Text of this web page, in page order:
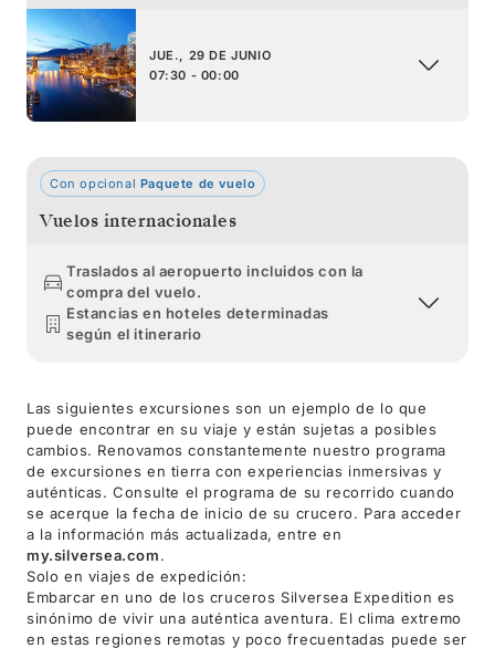
JUE., 29 DE JUNIO
07:30 - 00:00
Con opcional Paquete de vuelo
Vuelos internacionales
Traslados al aeropuerto incluidos con la
compra del vuelo.
Estancias en hoteles determinadas
según el itinerario
Las siguientes excursiones son un ejemplo de lo que
puede encontrar en su viaje y están sujetas a posibles
cambios. Renovamos constantemente nuestro programa
de excursiones en tierra con experiencias inmersivas y
auténticas. Consulte el programa de su recorrido cuando
se acerque la fecha de inicio de su crucero. Para acceder
a la información más actualizada, entre en
my.silversea.com.
Solo en viajes de expedición:
Embarcar en uno de los cruceros Silversea Expedition es
sinónimo de vivir una auténtica aventura. El clima extremo
en estas regiones remotas y poco frecuentadas puede ser